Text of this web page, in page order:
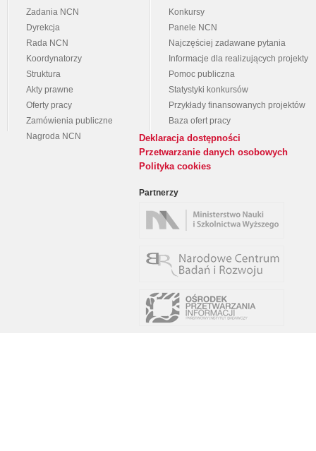
Zadania NCN
Dyrekcja
Rada NCN
Koordynatorzy
Struktura
Akty prawne
Oferty pracy
Zamówienia publiczne
Nagroda NCN
Konkursy
Panele NCN
Najczęściej zadawane pytania
Informacje dla realizujących projekty
Pomoc publiczna
Statystyki konkursów
Przykłady finansowanych projektów
Baza ofert pracy
Deklaracja dostępności
Przetwarzanie danych osobowych
Polityka cookies
Partnerzy